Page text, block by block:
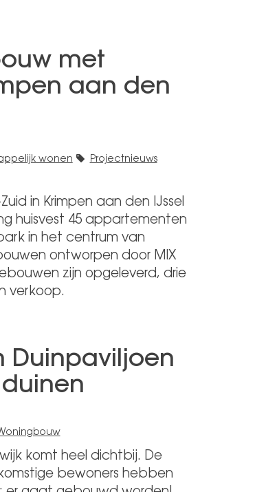
met
aan den
wonen
Projectnieuws
in Krimpen aan den IJssel
huisvest 45 appartementen
in het centrum van
ontworpen door MIX
zijn opgeleverd, drie
verkoop.
Duinpaviljoen
komt heel dichtbij. De
bewoners hebben